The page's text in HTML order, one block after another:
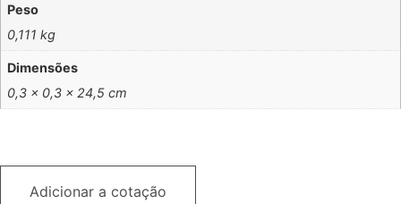
Peso
0,111 kg
Dimensões
0,3 × 0,3 × 24,5 cm
Adicionar a cotação